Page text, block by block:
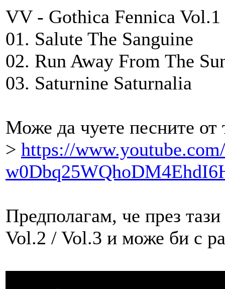
VV - Gothica Fennica Vol.1
01. Salute The Sanguine
02. Run Away From The
03. Saturnine Saturnalia
Може да чуете песните от
> https://
Предполагам, че през
Vol.2 / Vol.3 и може би с